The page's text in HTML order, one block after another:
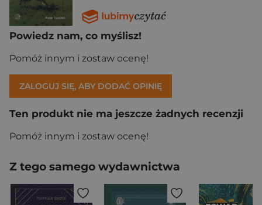
Powiedz nam, co myślisz!
Pomóż innym i zostaw ocenę!
ZALOGUJ SIĘ, ABY DODAĆ OPINIĘ
Ten produkt nie ma jeszcze żadnych recenzji
Pomóż innym i zostaw ocenę!
Z tego samego wydawnictwa